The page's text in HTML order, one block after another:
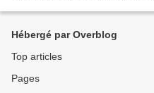
Hébergé par Overblog
Top articles
Pages